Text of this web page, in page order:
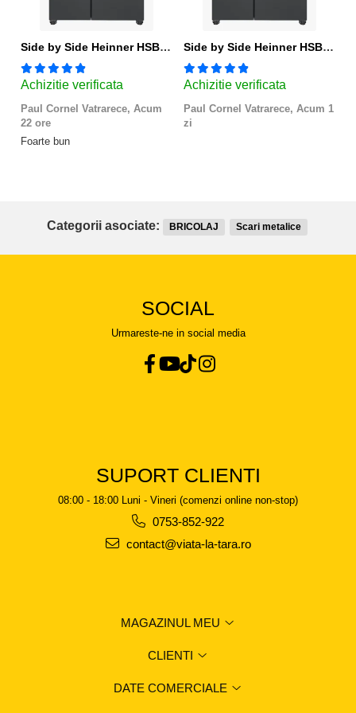
Side by Side Heinner HSBS-HM439NFINVDGWDE++, Total No Frost, Compresor Inverter, Dozator Apa, Display Touch LED, 439 L, Clasa E, Gri Antracit Texturat
Achizitie verificata
Paul Cornel Vatrarece, Acum
22 ore
Foarte bun
Side by Side Heinner HSBS-HM439NFINVDGWDE++, Total No Frost, Compresor Inverter, Dozator Apa, Display Touch LED, 439 L, Clasa E, Gri Antracit Texturat
Achizitie verificata
Paul Cornel Vatrarece, Acum 1
zi
Categorii asociate: BRICOLAJ Scari metalice
SOCIAL
Urmareste-ne in social media
SUPORT CLIENTI
08:00 - 18:00 Luni - Vineri (comenzi online non-stop)
0753-852-922
contact@viata-la-tara.ro
MAGAZINUL MEU
CLIENTI
DATE COMERCIALE